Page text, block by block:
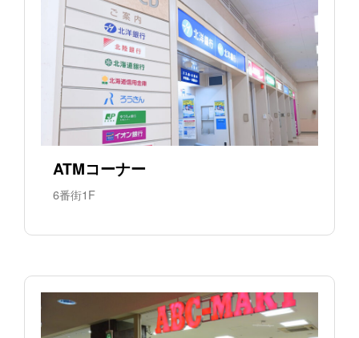
ATMコーナー
6番街1F